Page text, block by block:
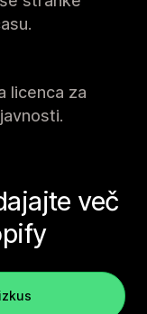
licenca za
več